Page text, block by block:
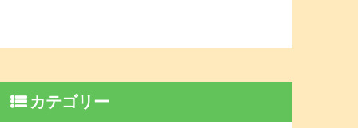
カテゴリー